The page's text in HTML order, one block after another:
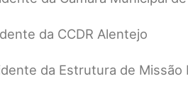
da CCDR Alentejo
da Estrutura de Missão